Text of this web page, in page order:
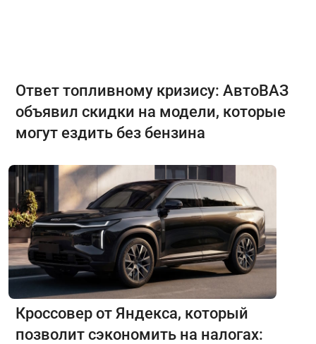
Ответ топливному кризису: АвтоВАЗ
объявил скидки на модели, которые
могут ездить без бензина
Кроссовер от Яндекса, который
позволит сэкономить на налогах: